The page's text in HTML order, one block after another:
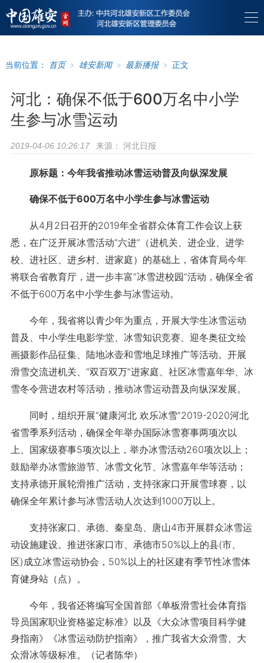
当前位置： 首页 > 雄安新闻 > 最新播报 > 正文
河北：确保不低于600万名中小学
生参与冰雪运动
2019-04-06 10:26:17 来源： 河北日报
原标题：今年我省推动冰雪运动普及向纵深发展
确保不低于600万名中小学生参与冰雪运动
从4月2日召开的2019年全省群众体育工作会议上获
悉，在广泛开展冰雪活动“六进”（进机关、进企业、进学
校、进社区、进乡村、进家庭）的基础上，省体育局今年
将联合省教育厅，进一步丰富“冰雪进校园”活动，确保全省
不低于600万名中小学生参与冰雪运动。
今年，我省将以青少年为重点，开展大学生冰雪运动
普及、中小学生电影学堂、冰雪知识竞赛、迎冬奥征文绘
画摄影作品征集、陆地冰壶和雪地足球推广等活动。开展
滑雪交流进机关、“双百双万”进家庭、社区冰雪嘉年华、冰
雪冬令营进农村等活动，推动冰雪运动普及向纵深发展。
同时，组织开展“健康河北 欢乐冰雪”2019-2020河北
省雪季系列活动，确保全年举办国际冰雪赛事两项次以
上、国家级赛事5项次以上，举办冰雪活动260项次以上；
鼓励举办冰雪旅游节、冰雪文化节、冰雪嘉年华等活动；
支持承德开展轮滑推广活动，支持张家口开展雪球赛，以
确保全年累计参与冰雪活动人次达到1000万以上。
支持张家口、承德、秦皇岛、唐山4市开展群众冰雪运
动设施建设。推进张家口市、承德市50%以上的县(市、
区)成立冰雪运动协会，50%以上的社区建有季节性冰雪体
育健身站（点）。
今年，我省还将编写全国首部《单板滑雪社会体育指
导员国家职业资格鉴定标准》以及《大众冰雪项目科学健
身指南》《冰雪运动防护指南》，推广我省大众滑雪、大
众滑冰等级标准。（记者陈华）